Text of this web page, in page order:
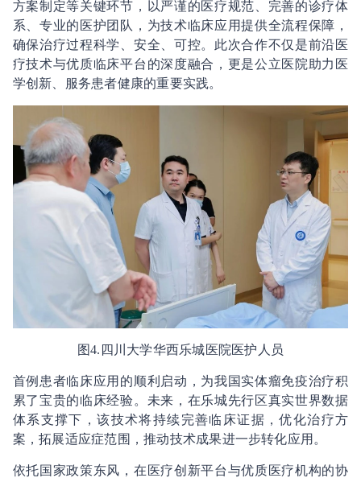
方案制定等关键环节，以严谨的医疗规范、完善的诊疗体
系、专业的医护团队，为技术临床应用提供全流程保障，
确保治疗过程科学、安全、可控。此次合作不仅是前沿医
疗技术与优质临床平台的深度融合，更是公立医院助力医
学创新、服务患者健康的重要实践。
图4.四川大学华西乐城医院医护人员
首例患者临床应用的顺利启动，为我国实体瘤免疫治疗积
累了宝贵的临床经验。未来，在乐城先行区真实世界数据
体系支撑下，该技术将持续完善临床证据，优化治疗方
案，拓展适应症范围，推动技术成果进一步转化应用。
依托国家政策东风，在医疗创新平台与优质医疗机构的协